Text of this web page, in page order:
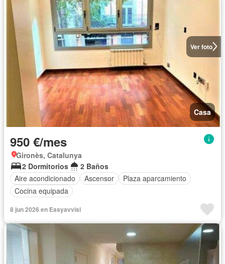
Ver foto
Casa
950 €/mes
Gironès, Catalunya
2 Dormitorios
2 Baños
Aire acondicionado
Ascensor
Plaza aparcamiento
Cocina equipada
8 jun 2026 en Easyavvisi